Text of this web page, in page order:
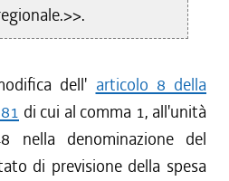
dell' articolo 8 della
di cui al comma 1, all'unità
nella denominazione del
di previsione della spesa